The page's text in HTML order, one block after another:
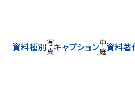
資料種別写
真キャプション中
庭資料著